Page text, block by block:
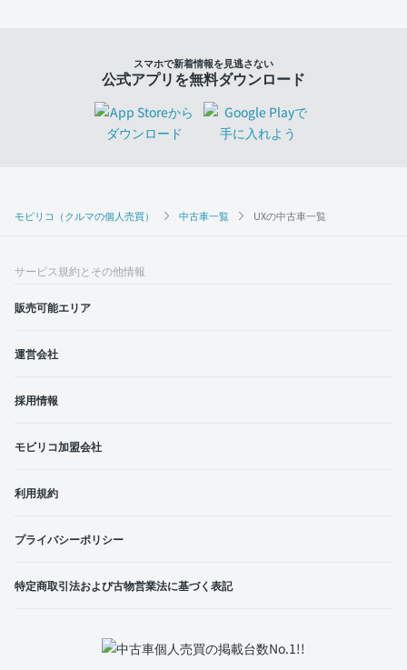
モビリコ（クルマの個人売買） 中古車一覧 UXの中古車一覧
スマホで新着情報を見逃さない
公式アプリを無料ダウンロード
サービス規約とその他情報
販売可能エリア
運営会社
採用情報
モビリコ加盟会社
利用規約
プライバシーポリシー
特定商取引法および古物営業法に基づく表記